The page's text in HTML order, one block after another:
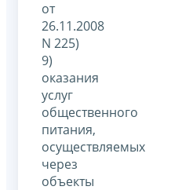
от
26.11.2008
N 225)
9)
оказания
услуг
общественного
питания,
осуществляемых
через
объекты